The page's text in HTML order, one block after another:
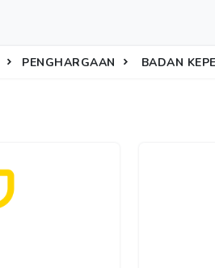
PENGHARGAAN BADAN